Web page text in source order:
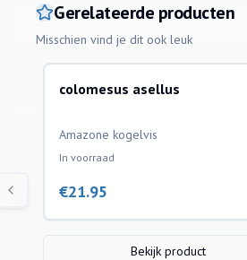
Gerelateerde producten
Misschien vind je dit ook leuk
aquariumvissen
colomesus asellus
Amazone kogelvis
In voorraad
€21.95
Bekijk product